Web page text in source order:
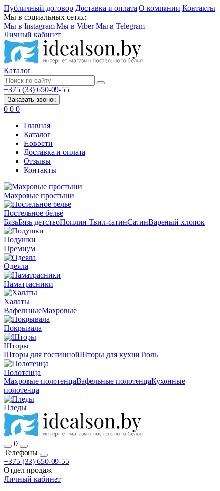
Публичный договор Доставка и оплата О компании Контакты
Мы в социальных сетях:
Мы в Instagram Мы в Viber Мы в Telegram
Личный кабинет
Каталог
+375 (33) 650-09-55
Заказать звонок
0 0 0
Главная
Каталог
Новости
Доставка и оплата
Отзывы
Контакты
Махровые простыни
Постельное бельё
БязьБязь детствоПоплин Твил-сатинСатинВареный хлопок
Подушки
Премиум
Одеяла
Наматрасники
Халаты
ВафельныеМахровые
Покрывала
Шторы
Шторы для гостиннойШторы для кухниТюль
Полотенца
Махровые полотенцаВафельные полотенцаКухонные
полотенца
Пледы
0
Телефоны
+375 (33) 650-09-55
Отдел продаж
Личный кабинет